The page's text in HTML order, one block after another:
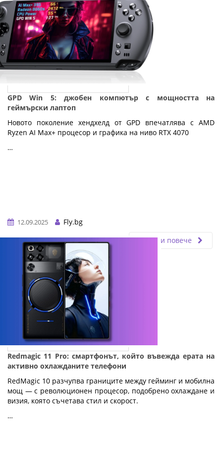
GPD Win 5: джобен компютър с мощността на
геймърски лаптоп
Новото поколение хендхелд от GPD впечатлява с AMD
Ryzen AI Max+ процесор и графика на ниво RTX 4070
…
12.09.2025
Fly.bg
Прочети повече
Redmagic 11 Pro: смартфонът, който въвежда ерата на
активно охлажданите телефони
RedMagic 10 разчупва границите между гейминг и мобилна
мощ — с революционен процесор, подобрено охлаждане и
визия, която съчетава стил и скорост.
…